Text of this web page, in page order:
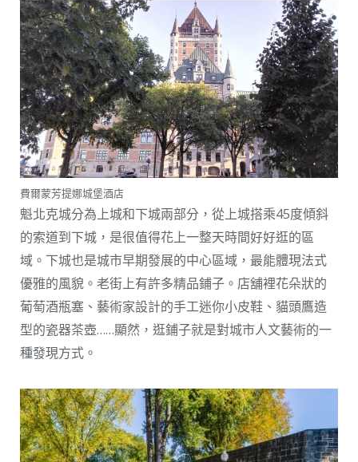
費爾蒙芳提娜城堡酒店
魁北克城分為上城和下城兩部分，從上城搭乘45度傾斜
的索道到下城，是很值得花上一整天時間好好逛的區
域。下城也是城市早期發展的中心區域，最能體現法式
優雅的風貌。老街上有許多精品鋪子。店舖裡花朵狀的
葡萄酒瓶塞、藝術家設計的手工迷你小皮鞋、貓頭鷹造
型的瓷器茶壺……顯然，逛鋪子就是對城市人文藝術的一
種發現方式。